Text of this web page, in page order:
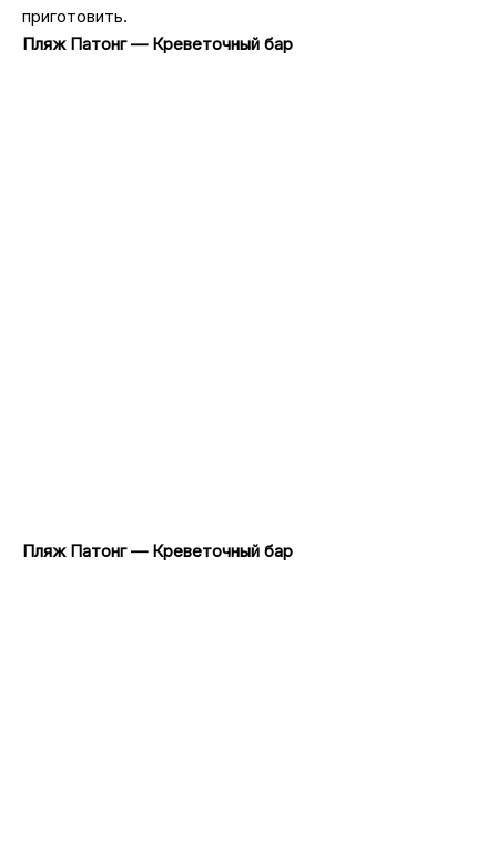
приготовить.
Пляж Патонг — Креветочный бар
Пляж Патонг — Креветочный бар